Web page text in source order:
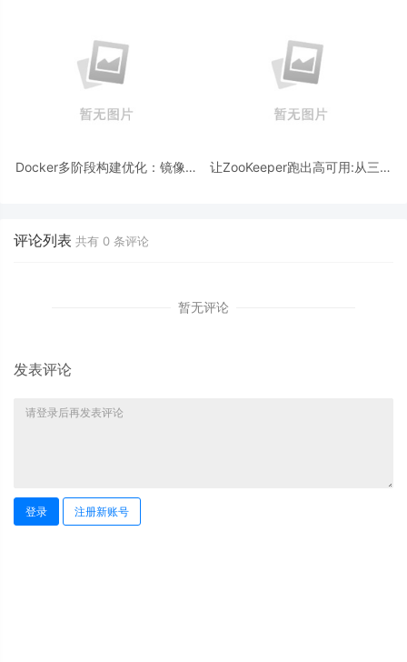
Docker多阶段构建优化：镜像体
让ZooKeeper跑出高可用:从三节
评论列表 共有 0 条评论
暂无评论
发表评论
登录 注册新账号